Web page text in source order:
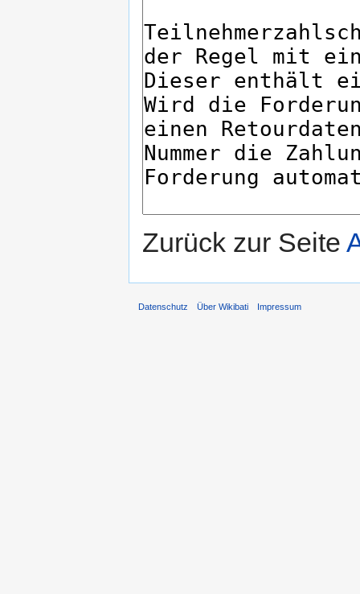
Zurück zur Seite
Datenschutz Über Wikibati Impressum